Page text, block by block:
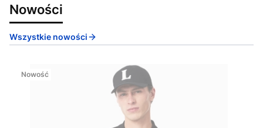
Nowości
Wszystkie nowości
Nowość